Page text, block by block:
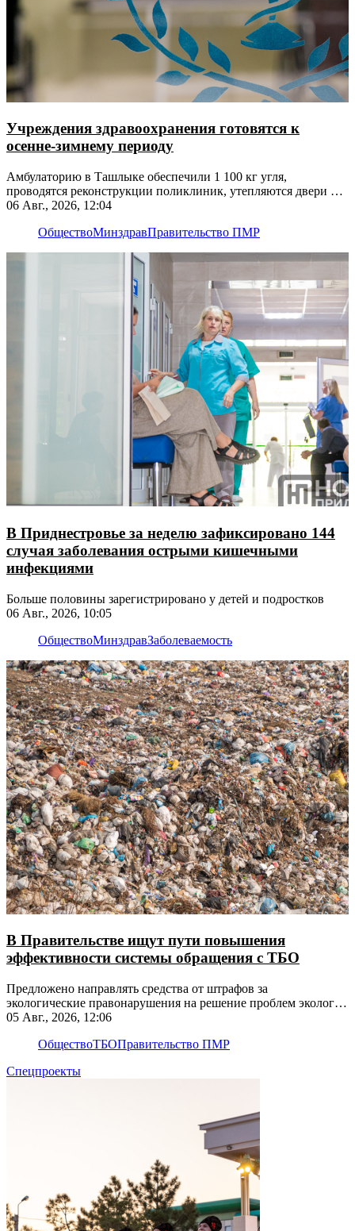
Учреждения здравоохранения готовятся к
осенне-зимнему периоду
Амбулаторию в Ташлыке обеспечили 1 100 кг угля,
проводятся реконструкции поликлиник, утепляются двери и
окна
06 Авг., 2026, 12:04
ОбществоМинздравПравительство ПМР
В Приднестровье за неделю зафиксировано 144
случая заболевания острыми кишечными
инфекциями
Больше половины зарегистрировано у детей и подростков
06 Авг., 2026, 10:05
ОбществоМинздравЗаболеваемость
В Правительстве ищут пути повышения
эффективности системы обращения с ТБО
Предложено направлять средства от штрафов за
экологические правонарушения на решение проблем экологии
на этих территориях
05 Авг., 2026, 12:06
ОбществоТБОПравительство ПМР
Спецпроекты